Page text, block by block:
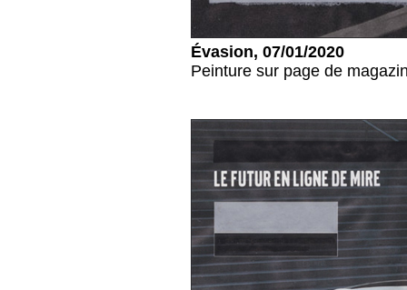
Évasion, 07/01/2020
Peinture sur page de